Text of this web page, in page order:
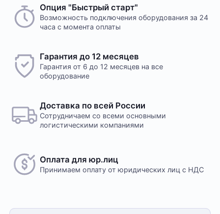
На этот товар пока нет отзывов
Желаете оставить отзыв?
Нам важно знать ваше мнение о популярном
оборудовании для майнинга. Так мы улучшаем
ассортимент нашего интернет-⁠магазина.
Способ оплаты любого заказа вы можете выбрать
при его оформлении. Оплата производится только
в рублях. После подтверждения заказа, с вами
центров
Оплата в офисе
Оплата производится в офисе компании наличными
в кассу компании. Доступна оплата сотруднику
службы доставки при получении заказа. Доставка
Опция "Быстрый старт"
Возможность подключения оборудования за 24
часа с момента оплаты
Гарантия до 12 месяцев
Гарантия от 6 до 12 месяцев на все
оборудование
Доставка по всей России
Сотрудничаем со всеми основными
логистическими компаниями
Оплата для юр.лиц
Принимаем оплату от юридических лиц с НДС